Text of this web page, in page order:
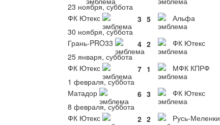
23 ноября, суббота
ФК Ютекс
3 5 Альфа
30 ноября, суббота
Грань-PRO33
4 2 ФК Ютекс
25 января, суббота
ФК Ютекс
7 1 МФК КПРФ
1 февраля, суббота
Матадор
6 3 ФК Ютекс
8 февраля, суббота
ФК Ютекс
2 2 Русь-Меленки